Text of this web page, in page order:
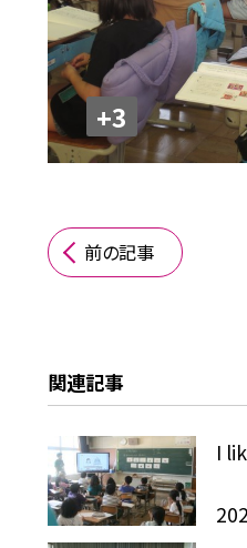
+3
前の記事
関連記事
I